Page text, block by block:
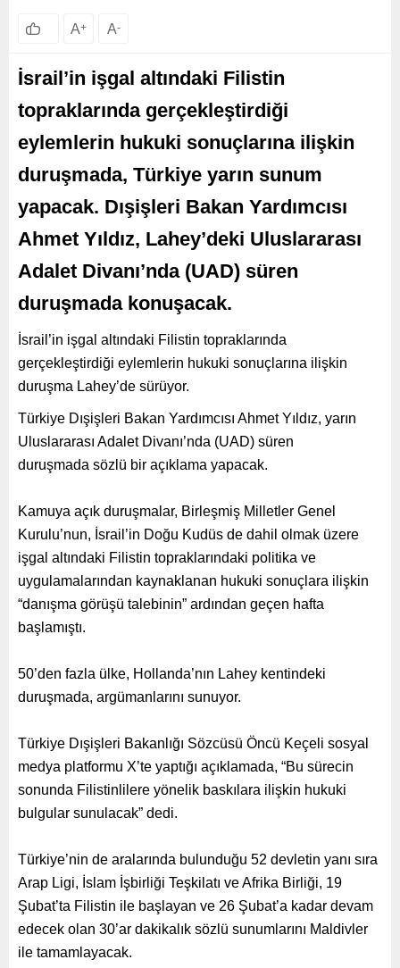
A+ A-
İsrail’in işgal altındaki Filistin
topraklarında gerçekleştirdiği
eylemlerin hukuki sonuçlarına ilişkin
duruşmada, Türkiye yarın sunum
yapacak. Dışişleri Bakan Yardımcısı
Ahmet Yıldız, Lahey’deki Uluslararası
Adalet Divanı’nda (UAD) süren
duruşmada konuşacak.
İsrail’in işgal altındaki Filistin topraklarında
gerçekleştirdiği eylemlerin hukuki sonuçlarına ilişkin
duruşma Lahey’de sürüyor.
Türkiye Dışişleri Bakan Yardımcısı Ahmet Yıldız, yarın
Uluslararası Adalet Divanı’nda (UAD) süren
duruşmada sözlü bir açıklama yapacak.
Kamuya açık duruşmalar, Birleşmiş Milletler Genel
Kurulu’nun, İsrail’in Doğu Kudüs de dahil olmak üzere
işgal altındaki Filistin topraklarındaki politika ve
uygulamalarından kaynaklanan hukuki sonuçlara ilişkin
“danışma görüşü talebinin” ardından geçen hafta
başlamıştı.
50’den fazla ülke, Hollanda’nın Lahey kentindeki
duruşmada, argümanlarını sunuyor.
Türkiye Dışişleri Bakanlığı Sözcüsü Öncü Keçeli sosyal
medya platformu X’te yaptığı açıklamada, “Bu sürecin
sonunda Filistinlilere yönelik baskılara ilişkin hukuki
bulgular sunulacak” dedi.
Türkiye’nin de aralarında bulunduğu 52 devletin yanı sıra
Arap Ligi, İslam İşbirliği Teşkilatı ve Afrika Birliği, 19
Şubat’ta Filistin ile başlayan ve 26 Şubat’a kadar devam
edecek olan 30’ar dakikalık sözlü sunumlarını Maldivler
ile tamamlayacak.